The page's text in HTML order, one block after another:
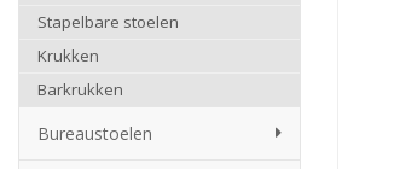
Stapelbare stoelen
Krukken
Barkrukken
Bureaustoelen